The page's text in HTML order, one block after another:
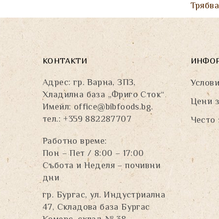
КОНТАКТИ
Адрес: гр. Варна, ЗПЗ,
Хладилна база „Фриго Сток“
Имейл:office@bibfoods.bg.
тел.: +359 882287707
Работно време:
Пон – Пет / 8:00 – 17:00
Събота и Неделя – почивни
дни
гр. Бургас, ул. Индустриална
47, Складова база Бургас
Цени
Често